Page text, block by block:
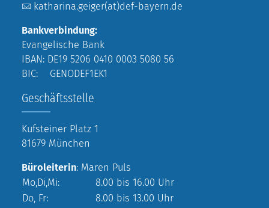
katharina.geiger(at)def-bayern.de
Bankverbindung:
Evangelische Bank
IBAN: DE19 5206 0410 0003 5080 56
BIC: GENODEF1EK1
Geschäftsstelle
Kufsteiner Platz 1
81679 München
Büroleiterin: Maren Puls
Mo,Di,Mi:
8.00 bis 16.00 Uhr
Do, Fr:
8.00 bis 13.00 Uhr